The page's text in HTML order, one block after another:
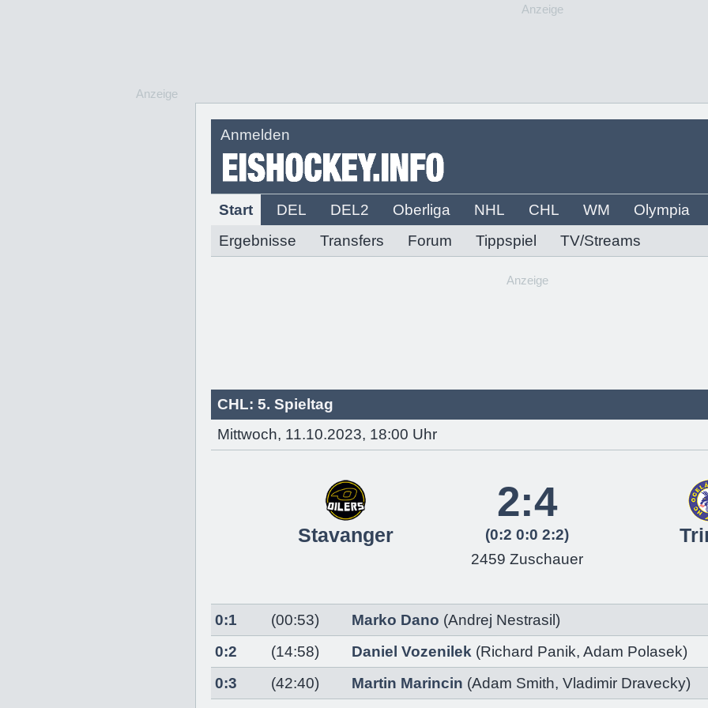
Anzeige
Anmelden
Start DEL DEL2 Oberliga NHL CHL WM
Olympia
Ergebnisse
Transfers Forum Tippspiel TV/Streams
Anzeige
Anzeige
CHL: 5. Spieltag
Mittwoch, 11.10.2023, 18:00 Uhr
Stavanger
2:4
(0:2 0:0 2:2)
2459 Zuschauer
0:1 (00:53) Marko Dano (Andrej Nestrasil)
0:2
(14:58) Daniel Vozenilek (Richard Panik, Adam Polasek)
0:3
(42:40) Martin Marincin (Adam Smith, Vladimir Dravecky)